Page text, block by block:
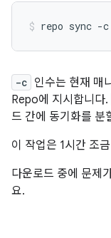
repo sync -c
-c 인수는 현재 매
Repo에 지시합니다.
드 간에 동기화를 분
이 작업은 1시간 조
다운로드 중에 문제
요.